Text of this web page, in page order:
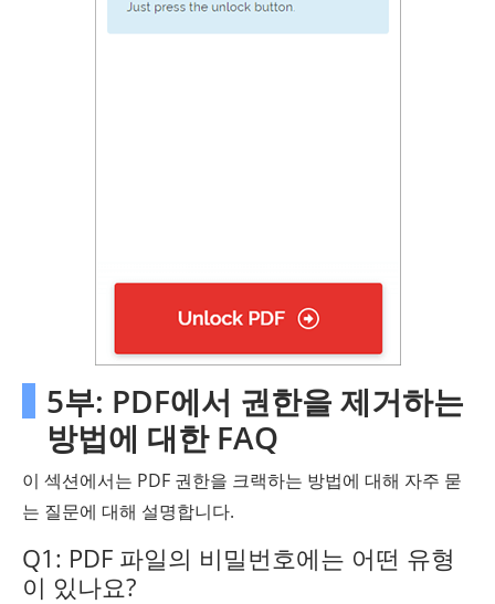
5부: PDF에서 권한을 제거하는
방법에 대한 FAQ
이 섹션에서는 PDF 권한을 크랙하는 방법에 대해 자주 묻
는 질문에 대해 설명합니다.
Q1: PDF 파일의 비밀번호에는 어떤 유형
이 있나요?